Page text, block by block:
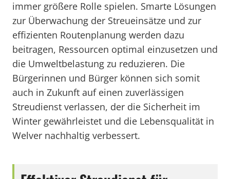
immer größere Rolle spielen. Smarte Lösungen
zur Überwachung der Streueinsätze und zur
effizienten Routenplanung werden dazu
beitragen, Ressourcen optimal einzusetzen und
die Umweltbelastung zu reduzieren. Die
Bürgerinnen und Bürger können sich somit
auch in Zukunft auf einen zuverlässigen
Streudienst verlassen, der die Sicherheit im
Winter gewährleistet und die Lebensqualität in
Welver nachhaltig verbessert.